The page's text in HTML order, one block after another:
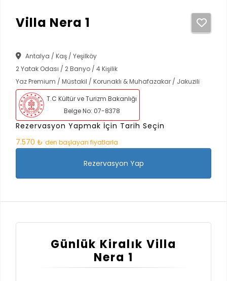
Villa Nera 1
Antalya / Kaş / Yeşilköy
2 Yatak Odası / 2 Banyo / 4 Kişilik
Yaz Premium / Müstakil / Korunaklı & Muhafazakar / Jakuzili
T.C Kültür ve Turizm Bakanlığı
Belge No: 07-8378
Rezervasyon Yapmak İçin Tarih Seçin
7.570 ₺ den başlayan fiyatlarla
Rezervasyon Yap
Günlük Kiralık Villa
Nera 1